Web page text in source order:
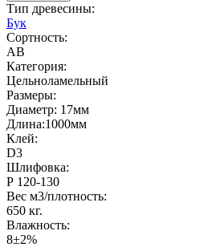
Тип древесины:
Бук
Сортность:
AB
Категория:
Цельноламельный
Размеры:
Диаметр: 17мм
Длина:1000мм
Клей:
D3
Шлифовка:
Р 120-130
Вес м3/плотность:
650 кг.
Влажность:
8±2%